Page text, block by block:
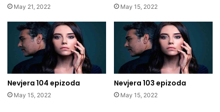
May 21, 2022 May 15, 2022
Nevjera 104 epizoda
May 15, 2022
Nevjera 103 epizoda
May 15, 2022